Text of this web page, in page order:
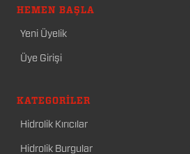
HEMEN BAŞLA
Yeni Üyelik
Üye Girişi
KATEGORILER
Hidrolik Kırıcılar
Hidrolik Burgular